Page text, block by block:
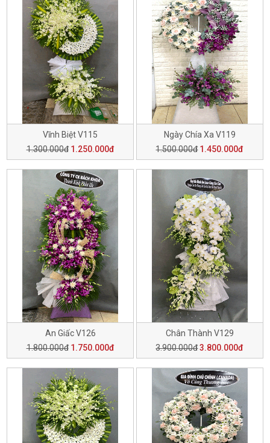
Vĩnh Biệt V115
1.300.000đ 1.250.000đ
Ngày Chía Xa V119
1.500.000đ 1.450.000đ
An Giấc V126
1.800.000đ 1.750.000đ
Chân Thành V129
3.900.000đ3.800.000đ